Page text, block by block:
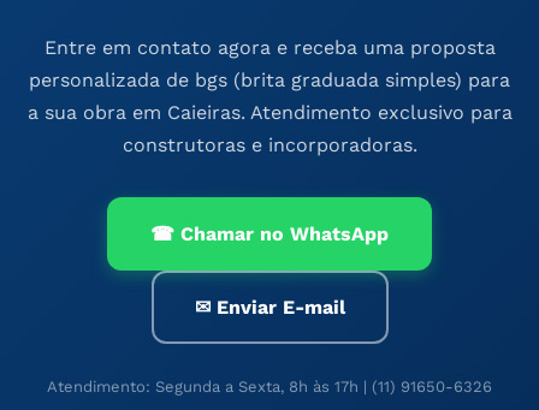
Entre em contato agora e receba uma proposta
personalizada de bgs (brita graduada simples) para
a sua obra em Caieiras. Atendimento exclusivo para
construtoras e incorporadoras.
☎ Chamar no WhatsApp
✉ Enviar E-mail
Atendimento: Segunda a Sexta, 8h às 17h | (11) 91650-6326